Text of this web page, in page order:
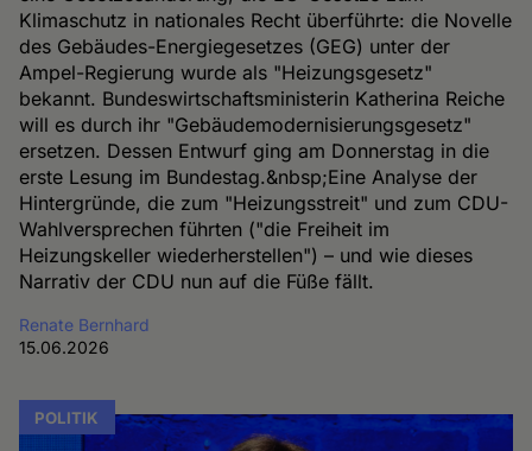
Klimaschutz in nationales Recht überführte: die Novelle
des Gebäudes-Energiegesetzes (GEG) unter der
Ampel-Regierung wurde als "Heizungsgesetz"
bekannt. Bundeswirtschaftsministerin Katherina Reiche
will es durch ihr "Gebäudemodernisierungsgesetz"
ersetzen. Dessen Entwurf ging am Donnerstag in die
erste Lesung im Bundestag.&nbsp;Eine Analyse der
Hintergründe, die zum "Heizungsstreit" und zum CDU-
Wahlversprechen führten ("die Freiheit im
Heizungskeller wiederherstellen") – und wie dieses
Narrativ der CDU nun auf die Füße fällt.
Renate Bernhard
15.06.2026
POLITIK